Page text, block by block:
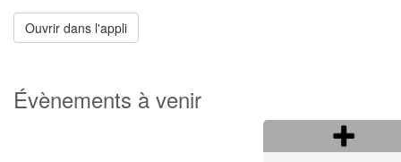
Ouvrir dans l'appli
Évènements à venir